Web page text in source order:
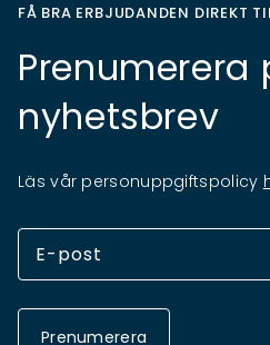
FÅ BRA ERBJUDANDEN DIREKT
Prenumerera
nyhetsbrev
Läs vår personuppgiftspolicy
Prenumerera